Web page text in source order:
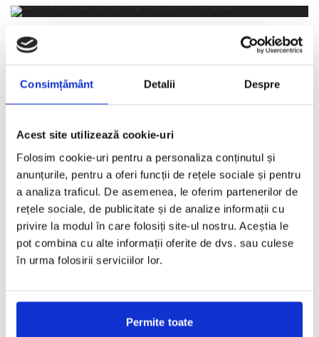
Consimțământ Detalii Despre
Acest site utilizează cookie-uri
Folosim cookie-uri pentru a personaliza conținutul și
anunțurile, pentru a oferi funcții de rețele sociale și pentru
a analiza traficul. De asemenea, le oferim partenerilor de
rețele sociale, de publicitate și de analize informații cu
privire la modul în care folosiți site-ul nostru. Aceștia le
pot combina cu alte informații oferite de dvs. sau culese
în urma folosirii serviciilor lor.
Permite toate
Carturesti Pop-Up Store in Oradea
In urma cu o luna, doi tineri din Oradea au postat pe pagina de
facebook Carturesti propunerea de
Carturesti implineste 12 ani
REDACTORII ECHIPEI · NOIEMBRIE 22, 2012
Povestea Carturesti a inceput cu o librarie micuta intr-o cladire
bucuresteana si cu un vis maret: acela de...